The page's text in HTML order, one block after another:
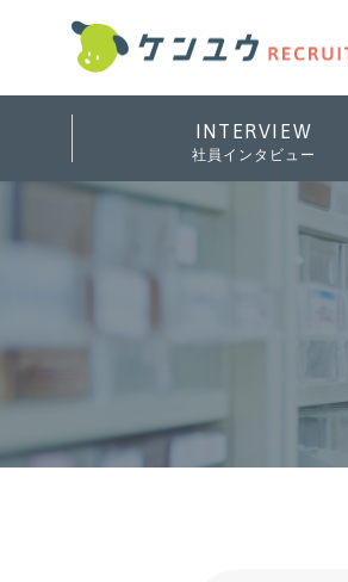
INTERVIEW
社員インタビュー